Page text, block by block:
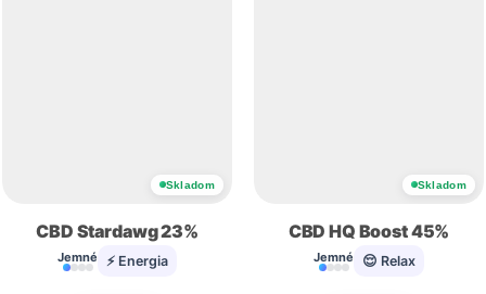
Skladom
CBD Stardawg 23%
Jemné ⚡ Energia
Skladom
CBD HQ Boost 45%
Jemné 😌 Relax